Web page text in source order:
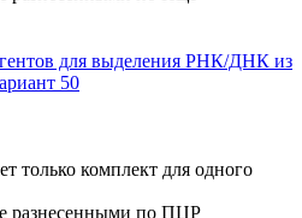
для выделения РНК/ДНК из
50